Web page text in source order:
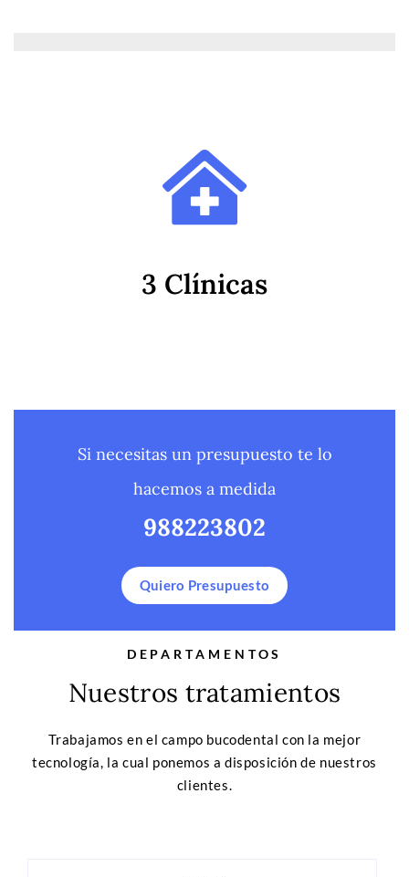
3 Clínicas
Haz clic aquí
Si necesitas un presupuesto te lo
hacemos a medida
988223802
Quiero Presupuesto
DEPARTAMENTOS
Nuestros tratamientos
Trabajamos en el campo bucodental con la mejor
tecnología, la cual ponemos a disposición de nuestros
clientes.